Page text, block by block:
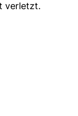
verletzt.